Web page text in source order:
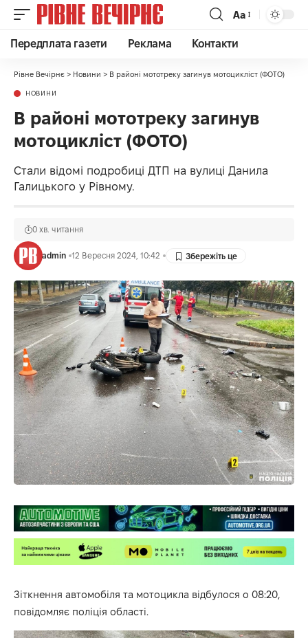
Аа
Передплата газети Реклама Контакти
Рівне Вечірнє > Новини > В районі мототреку загинув мотоцикліст (ФОТО)
НОВИНИ
В районі мототреку загинув
мотоцикліст (ФОТО)
Стали відомі подробиці ДТП на вулиці Данила
Галицького у Рівному.
admin 12 Вересня 2024, 10:42
0 хв. читання
Зіткнення автомобіля та мотоцикла відбулося о 08:20,
повідомляє поліція області.